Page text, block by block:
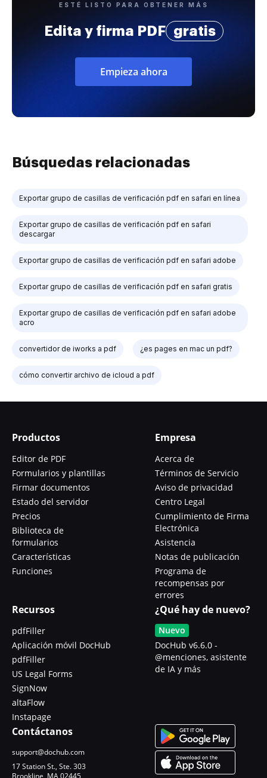
ESTÉ LISTO PARA OBTENER MÁS
Edita y firma PDF gratis
Empieza ahora
Búsquedas relacionadas
Exportar grupo de casillas de verificación pdf en safari en línea
Exportar grupo de casillas de verificación pdf en safari
descargar
Exportar grupo de casillas de verificación pdf en safari adobe
Exportar grupo de casillas de verificación pdf en safari gratis
Exportar grupo de casillas de verificación pdf en safari adobe
acro
convertidor de iworks a pdf ¿es pages en mac un pdf?
cómo convertir archivo de icloud a pdf
Productos
Editor de PDF
Formularios y plantillas
Firmar documentos
Estado del servidor
Precios
Biblioteca de
formularios
Características
Funciones
Empresa
Acerca de
Términos de Servicio
Aviso de privacidad
Centro Legal
Cumplimiento de Firma
Electrónica
Asistencia
Notas de publicación
Programa de
recompensas por
errores
Recursos
pdfFiller
Aplicación móvil DocHub
pdfFiller
US Legal Forms
SignNow
altaFlow
Instapage
¿Qué hay de nuevo?
Nuevo
DocHub v6.6.0 -
@menciones, asistente
de IA y más
Contáctanos
support@dochub.com
17 Station St., Ste. 303
Brookline, MA 02445